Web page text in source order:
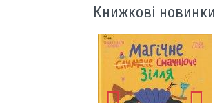
Книжкові новинки